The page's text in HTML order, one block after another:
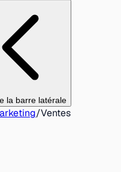
la barre latérale
/Ventes